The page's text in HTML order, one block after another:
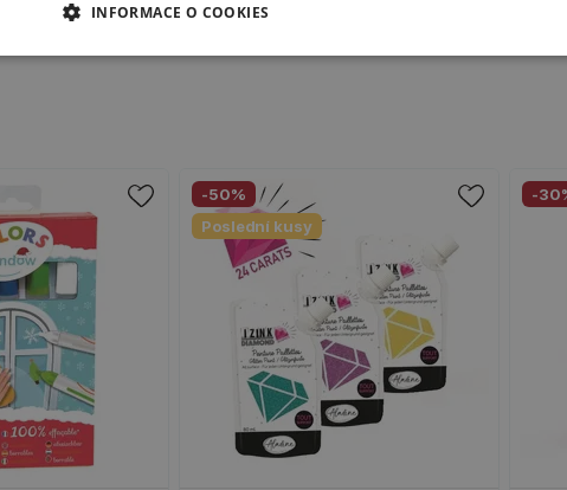
-50%
Poslední kusy
-
INFORMACE O COOKIES